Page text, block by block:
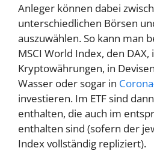
Anleger können dabei
unterschiedlichen Börsen
auszuwählen. So kann man
MSCI World Index, den DAX,
Kryptowährungen, in
Wasser oder sogar in
investieren. Im ETF sind
enthalten, die auch im
enthalten sind (sofern der
Index vollständig repliziert).